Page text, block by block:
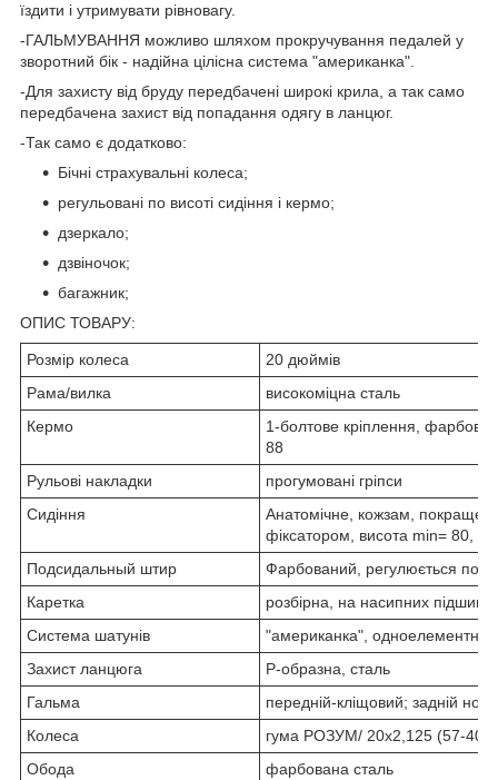
їздити і утримувати рівновагу.
-ГАЛЬМУВАННЯ можливо шляхом прокручування педалей у
зворотний бік - надійна цілісна система "американка".
-Для захисту від бруду передбачені широкі крила, а так само
передбачена захист від попадання одягу в ланцюг.
-Так само є додатково:
Бічні страхувальні колеса;
регульовані по висоті сидіння і кермо;
дзеркало;
дзвіночок;
багажник;
ОПИС ТОВАРУ:
Розмір колеса
20 дюймів
Рама/вилка
високоміцна сталь
Кермо
1-болтове кріплення,
88
Рульові накладки
прогумовані гріпси
Сидіння
Анатомічне, кожзам,
фіксатором, висота min= 80,
Подсидальный штир
Фарбований, регулюється по
Каретка
розбірна, на насипних
Система шатунів
"американка", одноелементна
Захист ланцюга
Р-образна, сталь
Гальма
передній-кліщовий; задній
Колеса
гума РОЗУМ/ 20х2,125 (57-406)
Обода
фарбована сталь